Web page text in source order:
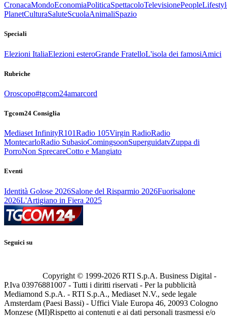
CronacaMondoEconomiaPoliticaSpettacoloTelevisionePeople
PlanetCulturaSaluteScuolaAnimaliSpazio
Speciali
Elezioni ItaliaElezioni esteroGrande FratelloL'isola dei famosiAmici
Rubriche
Oroscopo#tgcom24amarcord
Tgcom24 Consiglia
Mediaset InfinityR101Radio 105Virgin RadioRadio
MontecarloRadio SubasioComingsoonSuperguidatvZuppa di
PorroNon SprecareCotto e Mangiato
Eventi
Identità Golose 2026Salone del Risparmio 2026Fuorisalone
2026L'Artigiano in Fiera 2025
Seguici su
Copyright © 1999-2026 RTI S.p.A. Business Digital -
P.Iva 03976881007 - Tutti i diritti riservati - Per la pubblicità
Mediamond S.p.A. - RTI S.p.A., Mediaset N.V., sede legale
Amsterdam (Paesi Bassi) - Uffici Viale Europa 46, 20093 Cologno
Monzese (MI)Rispetto ai contenuti e ai dati personali trasmessi e/o